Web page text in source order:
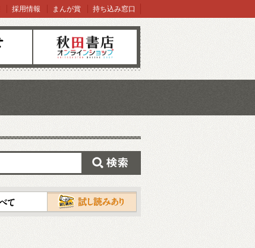
オンラインショップ
採用情報 まんが賞 持ち込み窓口